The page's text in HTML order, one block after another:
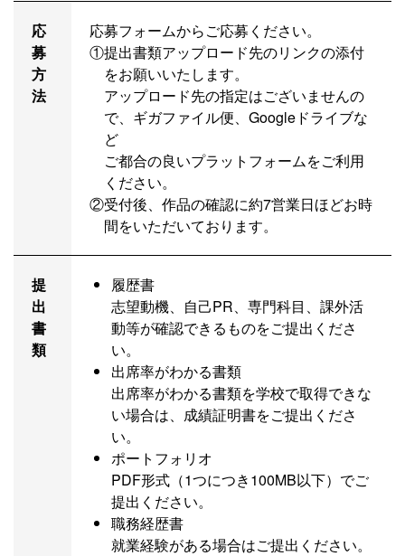
応
募
方
法
応募フォームからご応募ください。
①提出書類アップロード先のリンクの添付
をお願いいたします。
アップロード先の指定はございませんの
で、ギガファイル便、Googleドライブな
ど
ご都合の良いプラットフォームをご利用
ください。
②受付後、作品の確認に約7営業日ほどお時
間をいただいております。
提
出
書
類
履歴書
志望動機、自己PR、専門科目、課外活
動等が確認できるものをご提出くださ
い。
出席率がわかる書類
出席率がわかる書類を学校で取得できな
い場合は、成績証明書をご提出くださ
い。
ポートフォリオ
PDF形式（1つにつき100MB以下）でご
提出ください。
職務経歴書
就業経験がある場合はご提出ください。